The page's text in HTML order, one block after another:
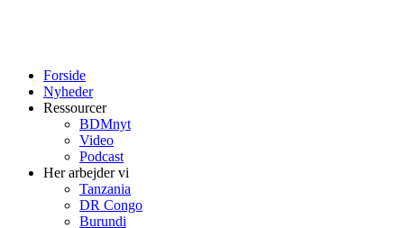
Forside
Nyheder
Ressourcer
BDMnyt
Video
Podcast
Her arbejder vi
Tanzania
DR Congo
Burundi